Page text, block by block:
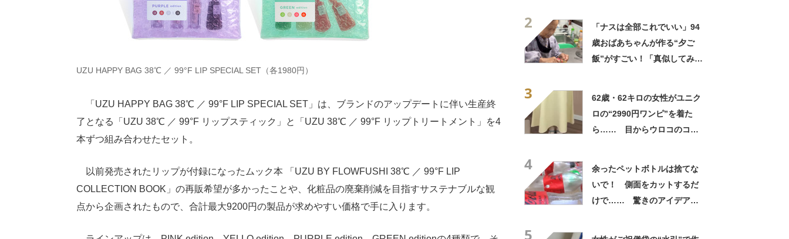
UZU HAPPY BAG 38℃ ／ 99°F LIP SPECIAL SET（各1980円）
「UZU HAPPY BAG 38℃ ／ 99°F LIP SPECIAL SET」は、ブランドのアップデートに伴い生産終
了となる「UZU 38℃ ／ 99°F リップスティック」と「UZU 38℃ ／ 99°F リップトリートメント」を4
本ずつ組み合わせたセット。
以前発売されたリップが付録になったムック本 「UZU BY FLOWFUSHI 38℃ ／ 99°F LIP
COLLECTION BOOK」の再販希望が多かったことや、化粧品の廃棄削減を目指すサステナブルな観
点から企画されたもので、合計最大9200円の製品が求めやすい価格で手に入ります。
2
「ナスは全部これでいい」94
歳おばあちゃんが作る“夕ご
飯”がすごい！「真似してみま
3
62歳・62キロの女性がユニク
ロの“2990円ワンピ”を着た
ら…… 目からウロコのコー
4
余ったペットボトルは捨てな
いで！ 側面をカットするだ
けで…… 驚きのアイデアに
5